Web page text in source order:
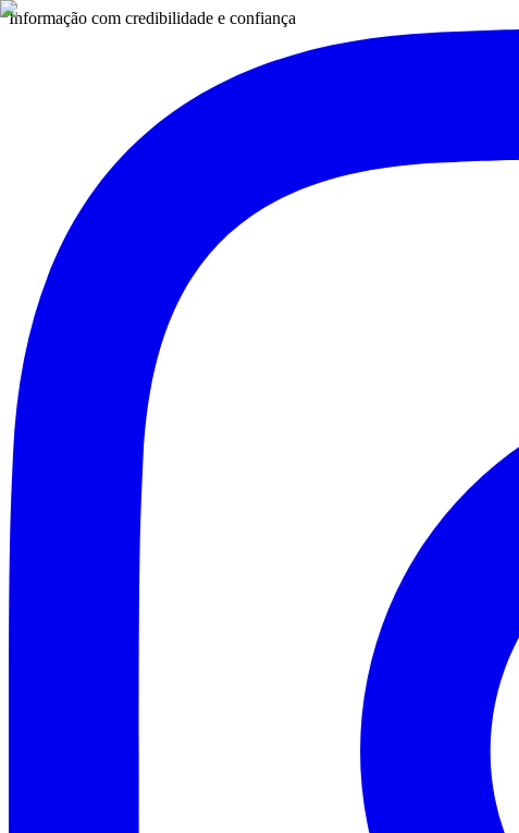
Informação com credibilidade e confiança